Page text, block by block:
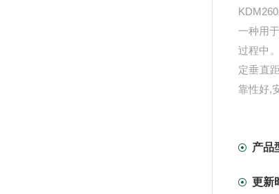
一种用
过程中
定垂直
靠性好,
产品
更新